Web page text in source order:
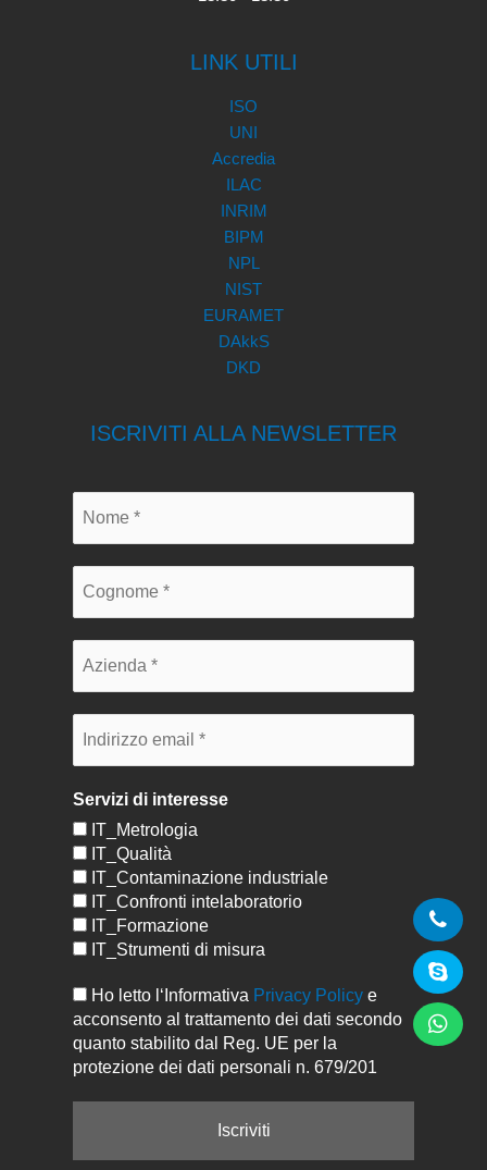
LINK UTILI
ISO
UNI
Accredia
ILAC
INRIM
BIPM
NPL
NIST
EURAMET
DAkkS
DKD
ISCRIVITI ALLA NEWSLETTER
Servizi di interesse
IT_Metrologia
IT_Qualità
IT_Contaminazione industriale
IT_Confronti intelaboratorio
IT_Formazione
IT_Strumenti di misura
Ho letto l‘Informativa Privacy Policy e
acconsento al trattamento dei dati secondo
quanto stabilito dal Reg. UE per la
protezione dei dati personali n. 679/201